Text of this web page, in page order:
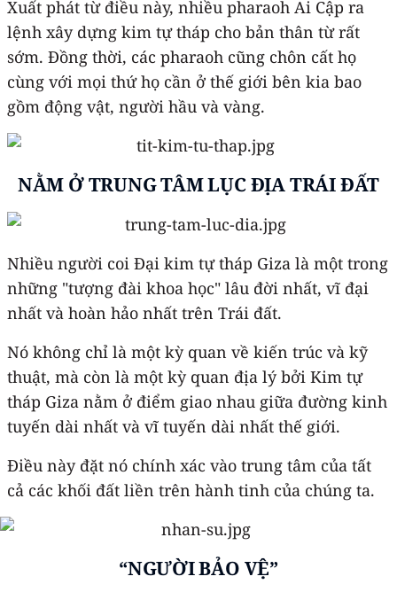
Xuất phát từ điều này, nhiều pharaoh Ai Cập ra
lệnh xây dựng kim tự tháp cho bản thân từ rất
sớm. Đồng thời, các pharaoh cũng chôn cất họ
cùng với mọi thứ họ cần ở thế giới bên kia bao
gồm động vật, người hầu và vàng.
NẰM Ở TRUNG TÂM LỤC ĐỊA TRÁI ĐẤT
Nhiều người coi Đại kim tự tháp Giza là một trong
những "tượng đài khoa học" lâu đời nhất, vĩ đại
nhất và hoàn hảo nhất trên Trái đất.
Nó không chỉ là một kỳ quan về kiến ​​trúc và kỹ
thuật, mà còn là một kỳ quan địa lý bởi Kim tự
tháp Giza nằm ở điểm giao nhau giữa đường kinh
tuyến dài nhất và vĩ tuyến dài nhất thế giới.
Điều này đặt nó chính xác vào trung tâm của tất
cả các khối đất liền trên hành tinh của chúng ta.
“NGƯỜI BẢO VỆ”